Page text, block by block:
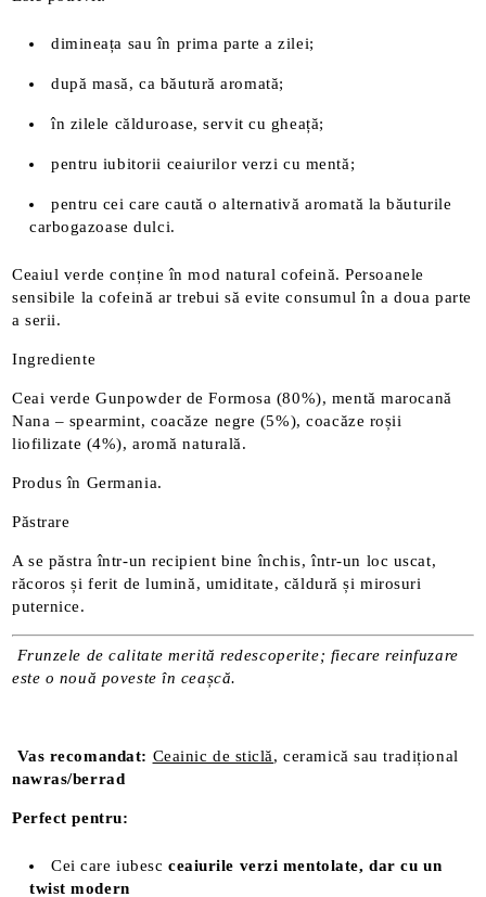
dimineața sau în prima parte a zilei;
după masă, ca băutură aromată;
în zilele călduroase, servit cu gheață;
pentru iubitorii ceaiurilor verzi cu mentă;
pentru cei care caută o alternativă aromată la băuturile
carbogazoase dulci.
Ceaiul verde conține în mod natural cofeină. Persoanele
sensibile la cofeină ar trebui să evite consumul în a doua parte
a serii.
Ingrediente
Ceai verde Gunpowder de Formosa (80%), mentă marocană
Nana – spearmint, coacăze negre (5%), coacăze roșii
liofilizate (4%), aromă naturală.
Produs în Germania.
Păstrare
A se păstra într-un recipient bine închis, într-un loc uscat,
răcoros și ferit de lumină, umiditate, căldură și mirosuri
puternice.
Frunzele de calitate merită redescoperite; fiecare reinfuzare
este o nouă poveste în ceașcă.
Vas recomandat: Ceainic de sticlă, ceramică sau tradițional
nawras/berrad
Perfect pentru:
Cei care iubesc ceaiurile verzi mentolate, dar cu un
twist modern